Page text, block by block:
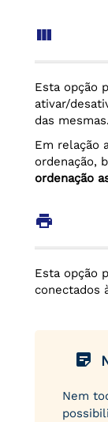
view_column
Esta opção
ativar/
das mesmas.
Em relação
ordenação,
ordenação
print
Esta opção
conectados
sticky_note_2
Nem